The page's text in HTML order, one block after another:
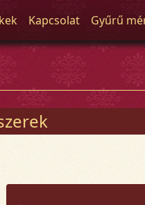
Kapcsolat Gyűrű